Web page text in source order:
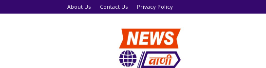
About Us Contact Us Privacy Policy
News
Vani